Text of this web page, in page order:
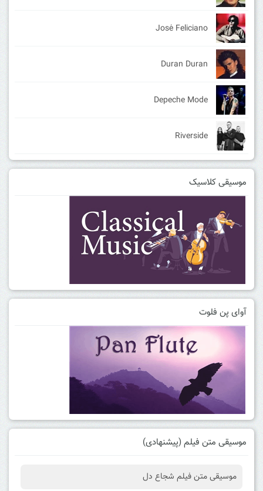
José Feliciano
Duran Duran
Depeche Mode
Riverside
موسیقی کلاسیک
آوای پن فلوت
موسیقی متن فیلم (پیشنهادی)
موسیقی متن فیلم شجاع دل